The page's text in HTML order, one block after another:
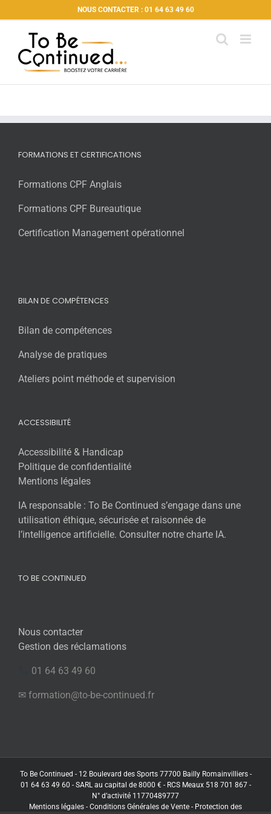
au
contenu
NOUS CONTACTER : 01 64 63 49 60
FORMATIONS ET CERTIFICATIONS
Formations CPF Anglais
Formations CPF Bureautique
Certification Management opérationnel
BILAN DE COMPÉTENCES
Bilan de compétences
Analyse de pratiques
Ateliers point méthode et supervision
ACCESSIBILITÉ
Accessibilité & Handicap
Politique de confidentialité
Mentions légales
IA responsable : To Be Continued s’engage dans une
utilisation éthique, sécurisée et raisonnée de
l’intelligence artificielle. Consulter notre charte IA.
TO BE CONTINUED
Nous contacter
Gestion des réclamations
01 64 63 49 60
✉ formation@to-be-continued.fr
To Be Continued - 12 Boulevard des Sports 77700 Bailly Romainvilliers -
01 64 63 49 60 - SARL au capital de 8000 € - RCS Meaux 518 701 867 -
N° d’activité 11770489777
Mentions légales - Conditions Générales de Vente - Protection des